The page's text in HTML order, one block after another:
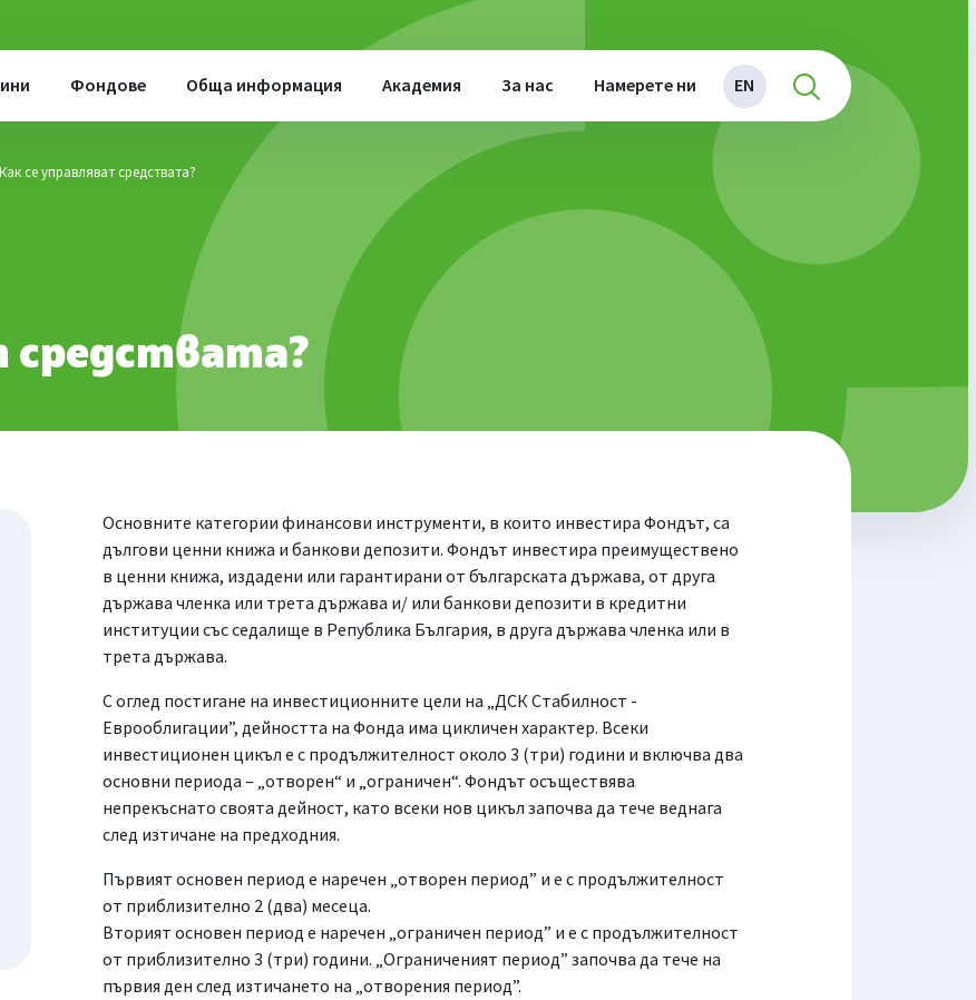
Фондове Обща информация Академия За нас Намерете ни EN
Как се управляват средствата?
средствата?
Основните категории финансови инструменти, в които инвестира Фондът, са
дългови ценни книжа и банкови депозити. Фондът инвестира преимуществено
в ценни книжа, издадени или гарантирани от българската държава, от друга
държава членка или трета държава и/ или банкови депозити в кредитни
институции със седалище в Република България, в друга държава членка или в
трета държава.
С оглед постигане на инвестиционните цели на „ДСК Стабилност -
Еврооблигации”, дейността на Фонда има цикличен характер. Всеки
инвестиционен цикъл е с продължителност около 3 (три) години и включва два
основни периода – „отворен“ и „ограничен“. Фондът осъществява
непрекъснато своята дейност, като всеки нов цикъл започва да тече веднага
след изтичане на предходния.
Първият основен период е наречен „отворен период” и е с продължителност
от приблизително 2 (два) месеца.
Вторият основен период е наречен „ограничен период” и е с продължителност
от приблизително 3 (три) години. „Ограниченият период” започва да тече на
първия ден след изтичането на „отворения период”.